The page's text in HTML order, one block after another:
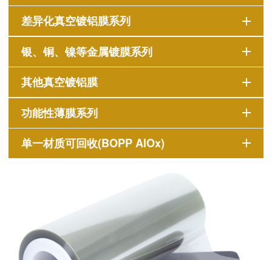
差异化真空镀铝膜系列
银、铜、镍等金属镀膜系列
其他真空镀铝膜
功能性薄膜系列
单一材质可回收(BOPP AlOx)